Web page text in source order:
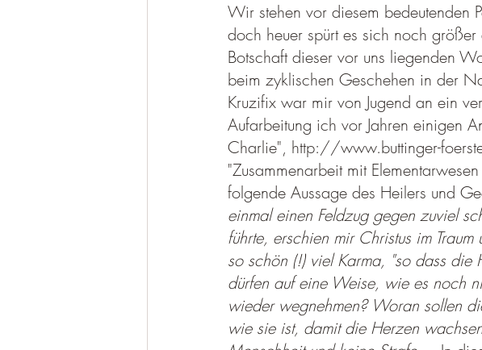
Wir stehen vor diesem bedeutenden
doch heuer spürt es sich noch
Botschaft dieser vor uns liegenden
beim zyklischen Geschehen in der
Kruzifix war mir von Jugend an ein
Aufarbeitung ich vor Jahren einigen
Charlie", http://www.buttinger-
"Zusammenarbeit mit
folgende Aussage des Heilers und
einmal einen Feldzug gegen zuviel
führte, erschien mir Christus im
so schön (!) viel Karma, "so dass
dürfen auf eine Weise, wie es noch
wieder wegnehmen? Woran sollen
wie sie ist, damit die Herzen